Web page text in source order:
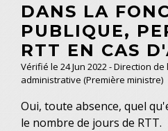
DANS LA
PUBLIQUE,
RTT EN CAS
Vérifié le 24 Jun 2022 - Direction
administrative (Première ministre)
Oui, toute absence, quel
le nombre de jours de RTT.